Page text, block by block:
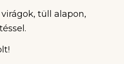
tüll alapon,